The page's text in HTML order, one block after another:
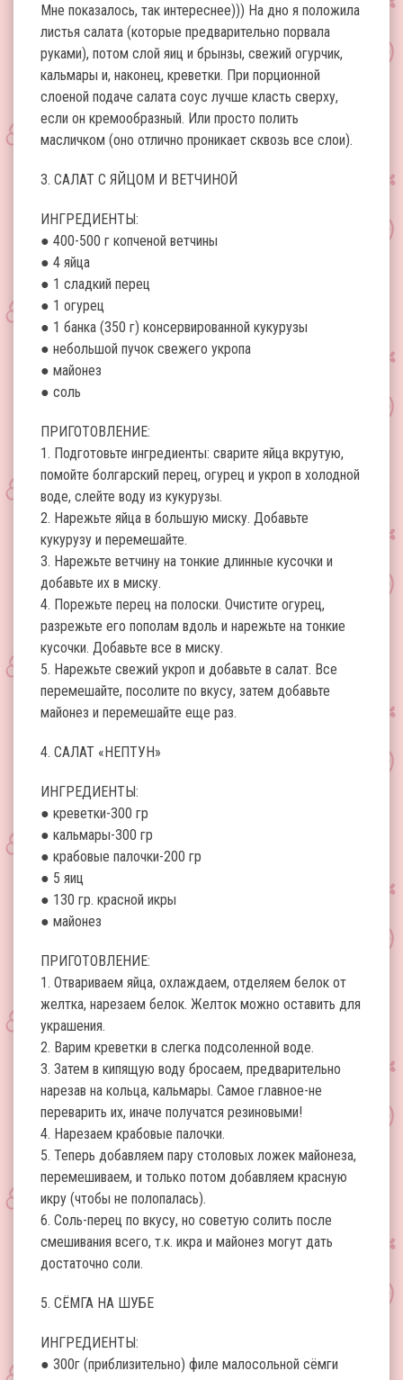
Мне показалось, так интереснее))) На дно я положила
листья салата (которые предварительно порвала
руками), потом слой яиц и брынзы, свежий огурчик,
кальмары и, наконец, креветки. При порционной
слоеной подаче салата соус лучше класть сверху,
если он кремообразный. Или просто полить
масличком (оно отлично проникает сквозь все слои).
3. САЛАТ С ЯЙЦОМ И ВЕТЧИНОЙ
ИНГРЕДИЕНТЫ:
● 400-500 г копченой ветчины
● 4 яйца
● 1 сладкий перец
● 1 огурец
● 1 банка (350 г) консервированной кукурузы
● небольшой пучок свежего укропа
● майонез
● соль
ПРИГОТОВЛЕНИЕ:
1. Подготовьте ингредиенты: сварите яйца вкрутую,
помойте болгарский перец, огурец и укроп в холодной
воде, слейте воду из кукурузы.
2. Нарежьте яйца в большую миску. Добавьте
кукурузу и перемешайте.
3. Нарежьте ветчину на тонкие длинные кусочки и
добавьте их в миску.
4. Порежьте перец на полоски. Очистите огурец,
разрежьте его пополам вдоль и нарежьте на тонкие
кусочки. Добавьте все в миску.
5. Нарежьте свежий укроп и добавьте в салат. Все
перемешайте, посолите по вкусу, затем добавьте
майонез и перемешайте еще раз.
4. САЛАТ «НЕПТУН»
ИНГРЕДИЕНТЫ:
● креветки-300 гр
● кальмары-300 гр
● крабовые палочки-200 гр
● 5 яиц
● 130 гр. красной икры
● майонез
ПРИГОТОВЛЕНИЕ:
1. Отвариваем яйца, охлаждаем, отделяем белок от
желтка, нарезаем белок. Желток можно оставить для
украшения.
2. Варим креветки в слегка подсоленной воде.
3. Затем в кипящую воду бросаем, предварительно
нарезав на кольца, кальмары. Самое главное-не
переварить их, иначе получатся резиновыми!
4. Нарезаем крабовые палочки.
5. Теперь добавляем пару столовых ложек майонеза,
перемешиваем, и только потом добавляем красную
икру (чтобы не полопалась).
6. Соль-перец по вкусу, но советую солить после
смешивания всего, т.к. икра и майонез могут дать
достаточно соли.
5. СЁМГА НА ШУБЕ
ИНГРЕДИЕНТЫ:
● 300г (приблизительно) филе малосольной сёмги